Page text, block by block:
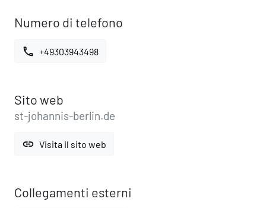
Numero di telefono
call +49303943498
Sito web
st-johannis-berlin.de
link Visita il sito web
Collegamenti esterni